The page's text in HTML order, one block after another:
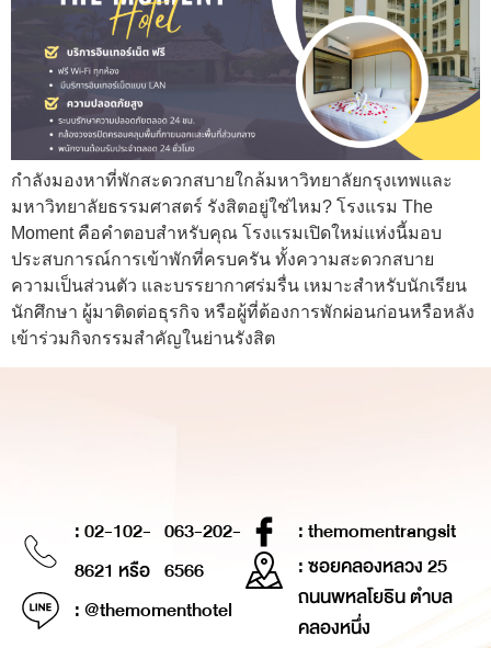
กำลังมองหาที่พักสะดวกสบายใกล้มหาวิทยาลัยกรุงเทพและ
มหาวิทยาลัยธรรมศาสตร์ รังสิตอยู่ใช่ไหม? โรงแรม The
Moment คือคำตอบสำหรับคุณ โรงแรมเปิดใหม่แห่งนี้มอบ
ประสบการณ์การเข้าพักที่ครบครัน ทั้งความสะดวกสบาย
ความเป็นส่วนตัว และบรรยากาศร่มรื่น เหมาะสำหรับนักเรียน
นักศึกษา ผู้มาติดต่อธุรกิจ หรือผู้ที่ต้องการพักผ่อนก่อนหรือหลัง
เข้าร่วมกิจกรรมสำคัญในย่านรังสิต
: 02-102-
8621 หรือ
063-202-
6566
: @themomenthotel
: themomentrangsit
: ซอยคลองหลวง 25
ถนนพหลโยธิน ตำบล
คลองหนึ่ง